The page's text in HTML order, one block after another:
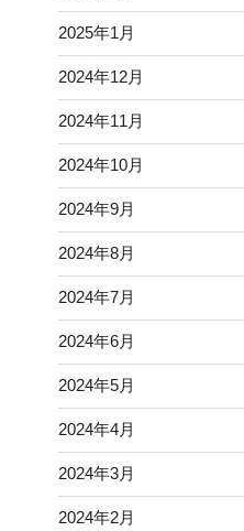
2025年1月
2024年12月
2024年11月
2024年10月
2024年9月
2024年8月
2024年7月
2024年6月
2024年5月
2024年4月
2024年3月
2024年2月